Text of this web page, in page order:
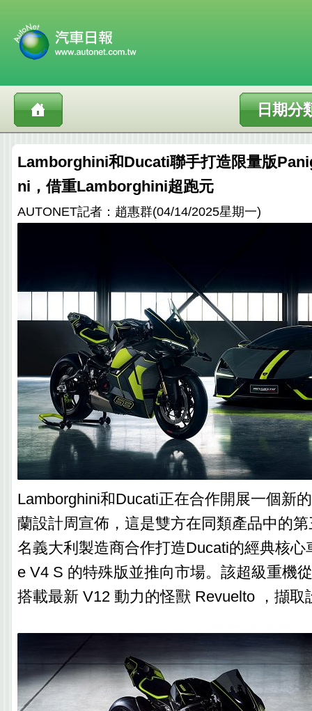
日期分
Lamborghini和Ducati聯手打造限量版
ni，借重Lamborghini超跑元
AUTONET記者：趙惠群(04/14/2025星期一)
Lamborghini和Ducati正在合作開展一個新
蘭設計周宣佈，這是雙方在同類產品中的
名義大利製造商合作打造Ducati的經典核心
e V4 S 的特殊版並推向市場。該超級重機
搭載最新 V12 動力的怪獸 Revuelto ，擷取